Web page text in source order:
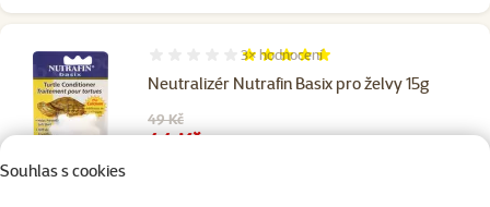
Souhlas s cookies
Neutralizér Nutrafin Basix pro želvy 15g
Hodnocení 100%, počet hodnocení: 3
3× hodnocení
Původní cena
49 Kč
Cena
44 Kč